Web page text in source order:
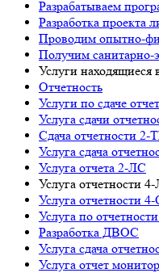
Разрабатываем
Разработка проекта
Проводим опытно-
Получим санитарно-
Услуги находящиеся
Отчетность
Услуги по сдаче
Услуга сдачи
Сдача отчетности 2-
Услуга сдача
Услуга отчета 2-ЛС
Услуга отчетности
Услуга отчетности
Услуга по
Разработка ДВОС
Услуга сдача
Услуга отчет